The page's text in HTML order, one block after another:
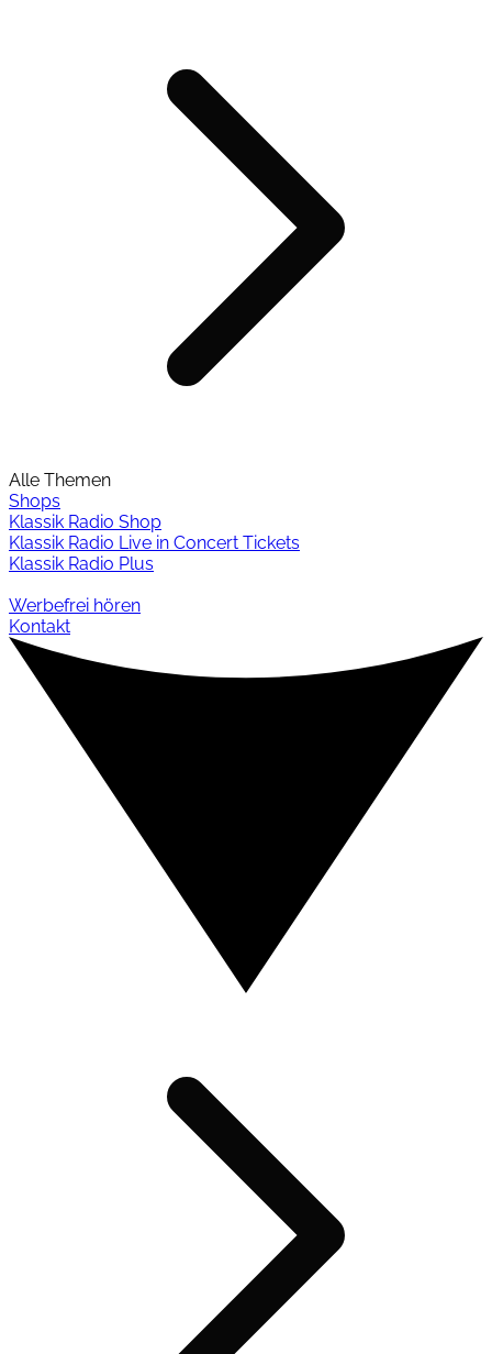
Alle Themen
Shops
Klassik Radio Shop
Klassik Radio Live in Concert Tickets
Klassik Radio Plus
Werbefrei hören
Kontakt